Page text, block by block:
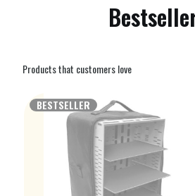
Products that customers love
BESTSELLER